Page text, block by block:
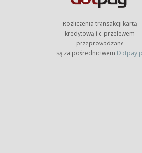
Rozliczenia transakcji kartą
kredytową i e-przelewem
przeprowadzane
są za pośrednictwem